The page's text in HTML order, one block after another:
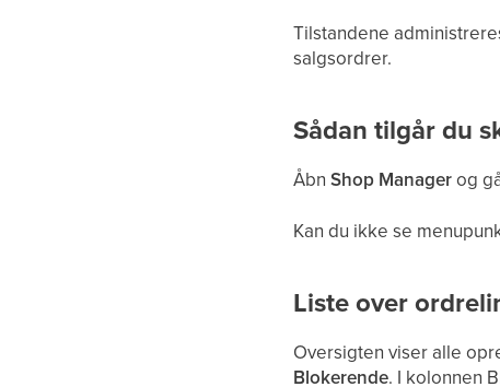
Tilstandene
salgsordrer.
Sådan tilgår du
ÅbnShop Managerog
Kan du ikke se
Liste over
Oversigten viser alle
Blokerende. I kolonnen